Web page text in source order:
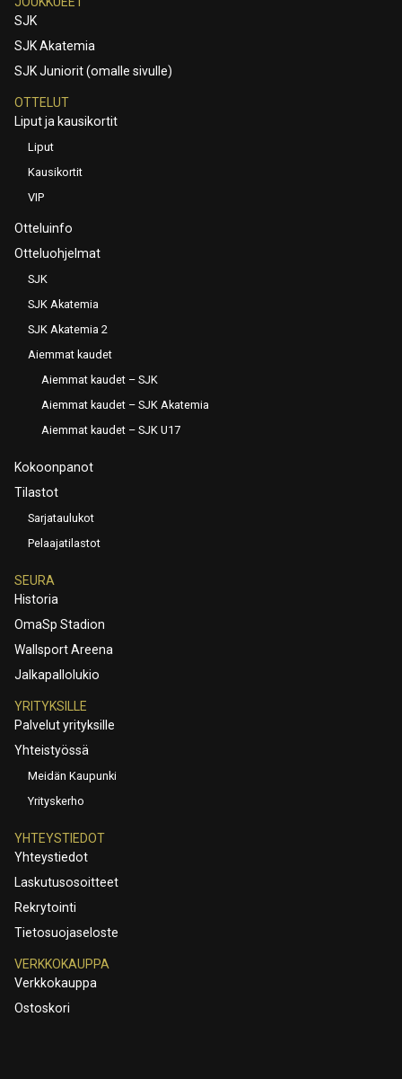
SJK
SJK Akatemia
SJK Juniorit (omalle sivulle)
OTTELUT
Liput ja kausikortit
Liput
Kausikortit
VIP
Otteluinfo
Otteluohjelmat
SJK
SJK Akatemia
SJK Akatemia 2
Aiemmat kaudet
Aiemmat kaudet – SJK
Aiemmat kaudet – SJK Akatemia
Aiemmat kaudet – SJK U17
Kokoonpanot
Tilastot
Sarjataulukot
Pelaajatilastot
SEURA
Historia
OmaSp Stadion
Wallsport Areena
Jalkapallolukio
YRITYKSILLE
Palvelut yrityksille
Yhteistyössä
Meidän Kaupunki
Yrityskerho
YHTEYSTIEDOT
Yhteystiedot
Laskutusosoitteet
Rekrytointi
Tietosuojaseloste
VERKKOKAUPPA
Verkkokauppa
Ostoskori